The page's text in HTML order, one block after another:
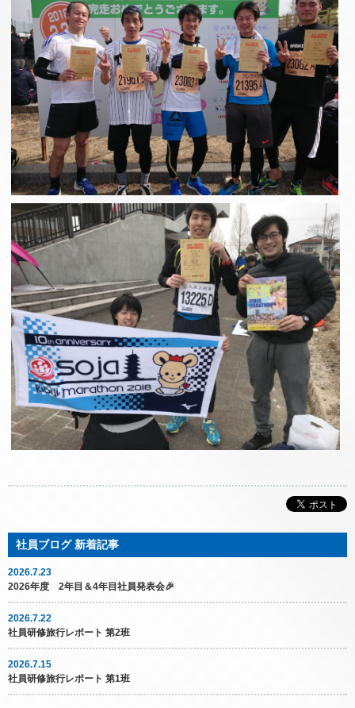
2026.7.23
2026年度 2年目＆4年目社員発表会🎉
2026.7.22
社員研修旅行レポート 第2班
2026.7.15
社員研修旅行レポート 第1班